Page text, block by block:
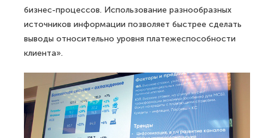
бизнес-процессов. Использование разнообразных
источников информации позволяет быстрее сделать
выводы относительно уровня платежеспособности
клиента».